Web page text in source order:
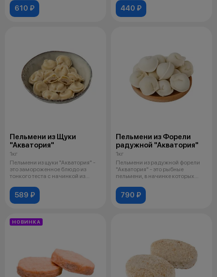
610 ₽ 440 ₽
Пельмени из Щуки
"Акватория"
1кг
Пельмени из щуки "Акватория" -
это замороженное блюдо из
тонкого теста с начинкой из
589 ₽
Пельмени из Форели
радужной "Акватория"
1кг
Пельмени из радужной форели
"Акватория" - это рыбные
пельмени, в начинке которых
790 ₽
НОВИНКА